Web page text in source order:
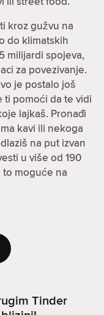
kroz gužvu na
do klimatskih
milijardi spojeva,
za povezivanje.
je postalo još
pomoći da te vidi
lajkaš. Pronađi
kavi ili nekoga
na put izvan
u više od 190
moguće na
Tinder